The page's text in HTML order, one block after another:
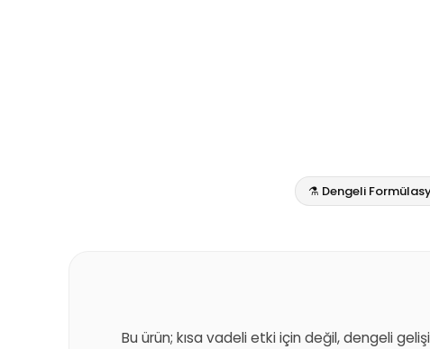
⚗️ Dengeli
Bu ürün; kısa vadeli etki için değil, dengeli